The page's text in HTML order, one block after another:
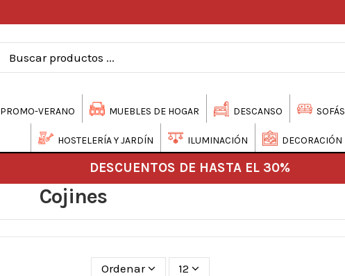
PROMO-VERANO MUEBLES DE HOGAR DESCANSO SOFÁS
HOSTELERÍA Y JARDÍN ILUMINACIÓN DECORACIÓN
DESCUENTOS DE HASTA EL 30%
Cojines
Ordenar 12